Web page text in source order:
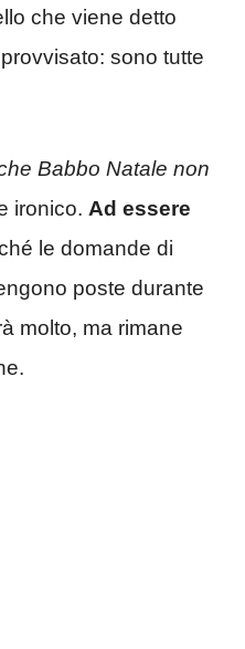
che viene detto
sono tutte
Babbo Natale non
ironico. Ad essere
le domande di
poste durante
molto, ma rimane